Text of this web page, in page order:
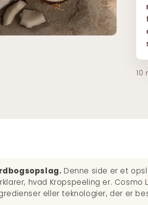
10
Denne side er et
hvad Kropspeeling er.
eller teknologier, der er